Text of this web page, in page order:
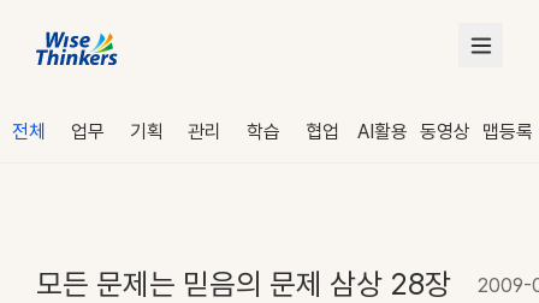
전체 업무 기획 관리 학습 협업 AI활용 동영상 맵등록
모든 문제는 믿음의 문제 삼상 28장 2009-